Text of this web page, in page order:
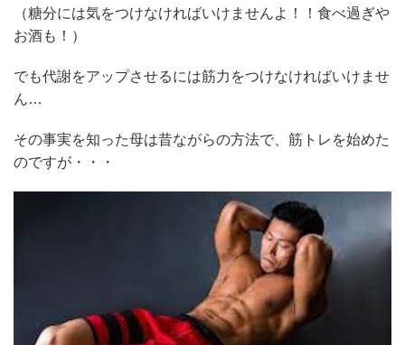
（糖分には気をつけなければいけませんよ！！食べ過ぎや
お酒も！）
でも代謝をアップさせるには筋力をつけなければいけませ
ん…
その事実を知った母は昔ながらの方法で、筋トレを始めた
のですが・・・